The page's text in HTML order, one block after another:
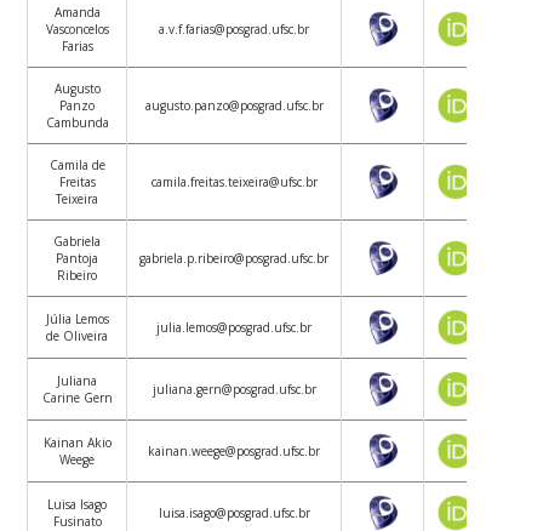
Amanda
Vasconcelos
Farias
a.v.f.farias@posgrad.ufsc.br
Augusto
Panzo
Cambunda
augusto.panzo@posgrad.ufsc.br
Camila de
Freitas
Teixeira
camila.freitas.teixeira@ufsc.br
Gabriela
Pantoja
Ribeiro
gabriela.p.ribeiro@posgrad.ufsc.br
Júlia Lemos
de Oliveira
julia.lemos@posgrad.ufsc.br
Juliana
Carine Gern
juliana.gern@posgrad.ufsc.br
Kainan Akio
Weege
kainan.weege@posgrad.ufsc.br
Luisa Isago
Fusinato
luisa.isago@posgrad.ufsc.br